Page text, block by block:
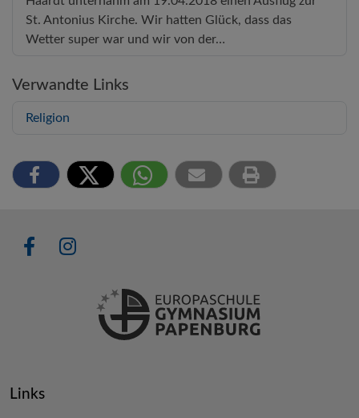
St. Antonius Kirche. Wir hatten Glück, dass das
Wetter super war und wir von der…
Verwandte Links
Religion
Links